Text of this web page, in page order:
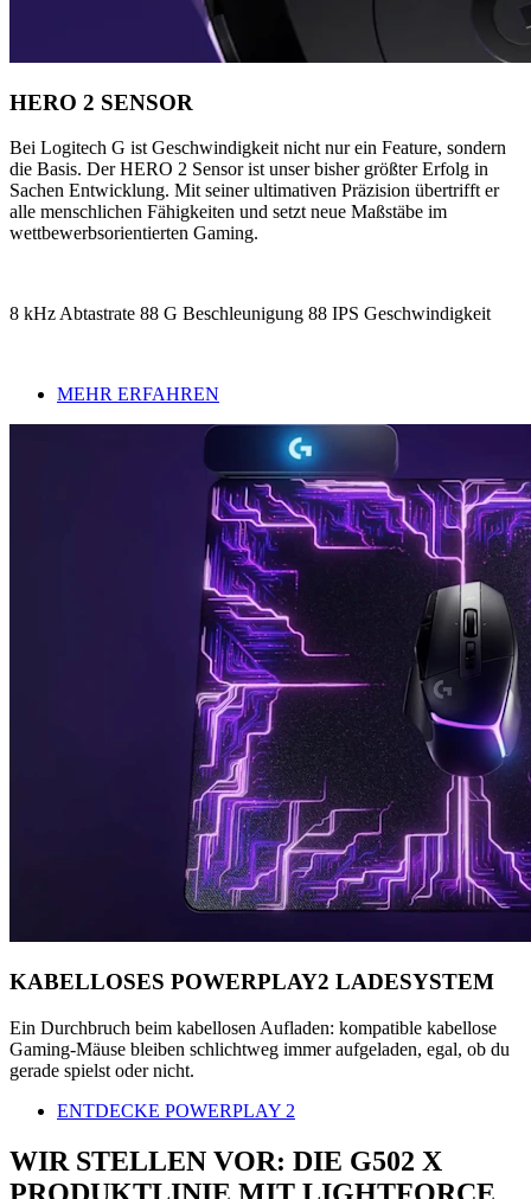
HERO 2 SENSOR
Bei Logitech G ist Geschwindigkeit nicht nur ein Feature, sondern
die Basis. Der HERO 2 Sensor ist unser bisher größter Erfolg in
Sachen Entwicklung. Mit seiner ultimativen Präzision übertrifft er
alle menschlichen Fähigkeiten und setzt neue Maßstäbe im
wettbewerbsorientierten Gaming.
8 kHz Abtastrate 88 G Beschleunigung 88 IPS Geschwindigkeit
MEHR ERFAHREN
KABELLOSES POWERPLAY2 LADESYSTEM
Ein Durchbruch beim kabellosen Aufladen: kompatible kabellose
Gaming-Mäuse bleiben schlichtweg immer aufgeladen, egal, ob du
gerade spielst oder nicht.
ENTDECKE POWERPLAY 2
WIR STELLEN VOR: DIE G502 X
PRODUKTLINIE MIT LIGHTFORCE